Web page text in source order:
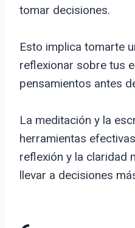
tomar decisiones.
Esto implica tomarte
reflexionar sobre tus
pensamientos antes
La meditación y la
herramientas
reflexión y la claridad
llevar a decisiones